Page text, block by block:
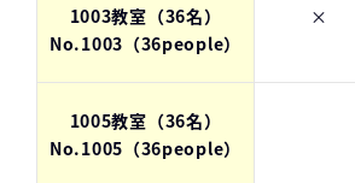
1003教室（36名）
No.1003（36people）
×
1005教室（36名）
No.1005（36people）